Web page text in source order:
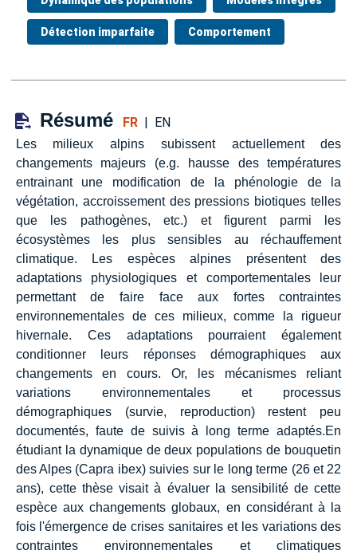
Détection imparfaite Comportement
Résumé FR| EN
Les milieux alpins subissent actuellement des
changements majeurs (e.g. hausse des températures
entrainant une modification de la phénologie de la
végétation, accroissement des pressions biotiques telles
que les pathogènes, etc.) et figurent parmi les
écosystèmes les plus sensibles au réchauffement
climatique. Les espèces alpines présentent des
adaptations physiologiques et comportementales leur
permettant de faire face aux fortes contraintes
environnementales de ces milieux, comme la rigueur
hivernale. Ces adaptations pourraient également
conditionner leurs réponses démographiques aux
changements en cours. Or, les mécanismes reliant
variations environnementales et processus
démographiques (survie, reproduction) restent peu
documentés, faute de suivis à long terme adaptés.En
étudiant la dynamique de deux populations de bouquetin
des Alpes (Capra ibex) suivies sur le long terme (26 et 22
ans), cette thèse visait à évaluer la sensibilité de cette
espèce aux changements globaux, en considérant à la
fois l'émergence de crises sanitaires et les variations des
contraintes environnementales et climatiques